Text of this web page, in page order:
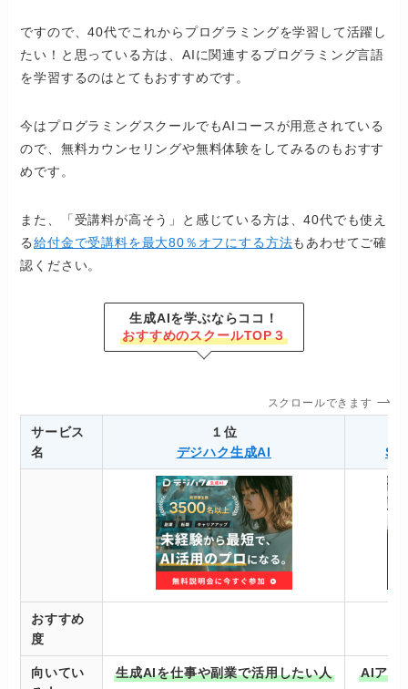
ですので、40代でこれからプログラミングを学習して活躍し
たい！と思っている方は、AIに関連するプログラミング言語
を学習するのはとてもおすすめです。
今はプログラミングスクールでもAIコースが用意されている
ので、無料カウンセリングや無料体験をしてみるのもおすす
めです。
また、「受講料が高そう」と感じている方は、40代でも使え
る給付金で受講料を最大80％オフにする方法もあわせてご確
認ください。
生成AIを学ぶならココ！
おすすめのスクールTOP３
スクロールできます
サービス
名
１位
デジハク生成AI
おすすめ
度
向いてい
生成AIを仕事や副業で活用したい人 AIアプ